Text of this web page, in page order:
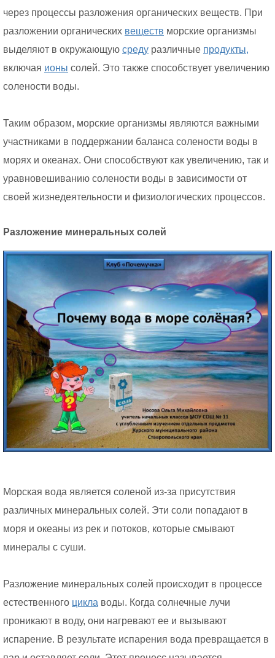
через процессы разложения органических веществ. При
разложении органических веществ морские организмы
выделяют в окружающую среду различные продукты,
включая ионы солей. Это также способствует увеличению
солености воды.
Таким образом, морские организмы являются важными
участниками в поддержании баланса солености воды в
морях и океанах. Они способствуют как увеличению, так и
уравновешиванию солености воды в зависимости от
своей жизнедеятельности и физиологических процессов.
Разложение минеральных солей
Морская вода является соленой из-за присутствия
различных минеральных солей. Эти соли попадают в
моря и океаны из рек и потоков, которые смывают
минералы с суши.
Разложение минеральных солей происходит в процессе
естественного цикла воды. Когда солнечные лучи
проникают в воду, они нагревают ее и вызывают
испарение. В результате испарения вода превращается в